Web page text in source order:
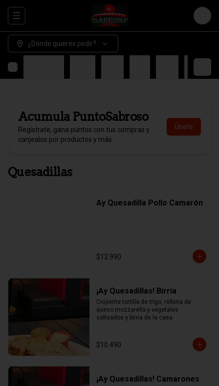
Abrir menu de navegación Login
¿Dónde quieres pedir?
Acumula PuntoSabroso
Regístrate, gana puntos con tus compras y
canjealos por productos y más
Únete
Quesadillas
Ay Quesadilla Pollo Camarón
$12.990
¡Ay Quesadillas! Birria
Crujiente tortilla de trigo, rellena de
queso mozzarella y vegetales
salteados y birria de la casa.
$10.490
¡Ay Quesadillas! Camarones